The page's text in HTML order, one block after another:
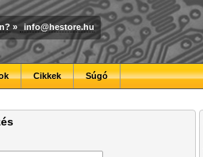
» info@hestore.hu
Cikkek Súgó